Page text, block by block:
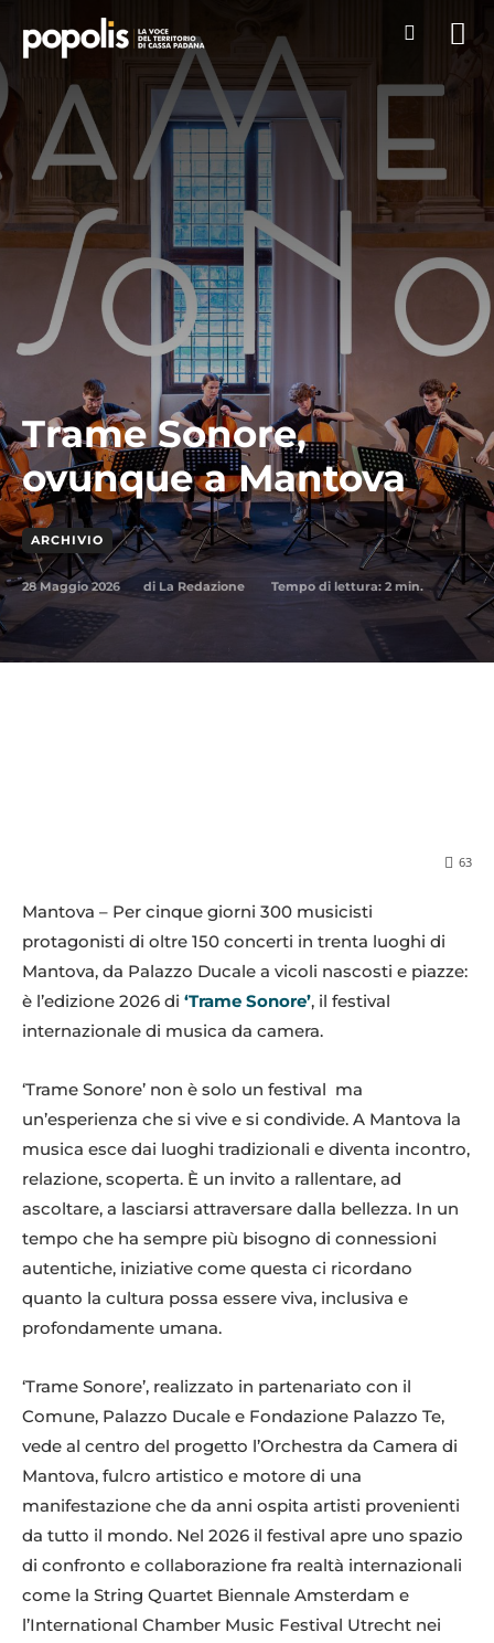
Trame Sonore,
ovunque a Mantova
ARCHIVIO
28 Maggio 2026 di La Redazione Tempo di lettura: 2min.
63
Mantova – Per cinque giorni 300 musicisti
protagonisti di oltre 150 concerti in trenta luoghi di
Mantova, da Palazzo Ducale a vicoli nascosti e piazze:
è l’edizione 2026 di ‘Trame Sonore’, il festival
internazionale di musica da camera.
‘Trame Sonore’ non è solo un festival ma
un’esperienza che si vive e si condivide. A Mantova la
musica esce dai luoghi tradizionali e diventa incontro,
relazione, scoperta. È un invito a rallentare, ad
ascoltare, a lasciarsi attraversare dalla bellezza. In un
tempo che ha sempre più bisogno di connessioni
autentiche, iniziative come questa ci ricordano
quanto la cultura possa essere viva, inclusiva e
profondamente umana.
‘Trame Sonore’, realizzato in partenariato con il
Comune, Palazzo Ducale e Fondazione Palazzo Te,
vede al centro del progetto l’Orchestra da Camera di
Mantova, fulcro artistico e motore di una
manifestazione che da anni ospita artisti provenienti
da tutto il mondo. Nel 2026 il festival apre uno spazio
di confronto e collaborazione fra realtà internazionali
come la String Quartet Biennale Amsterdam e
l’International Chamber Music Festival Utrecht nei